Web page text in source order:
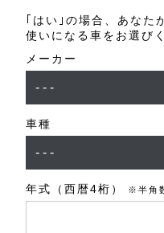
｢はい｣の場合、あなた
使いになる車をお選び
メーカー
車種
年式（西暦4桁） ※半角